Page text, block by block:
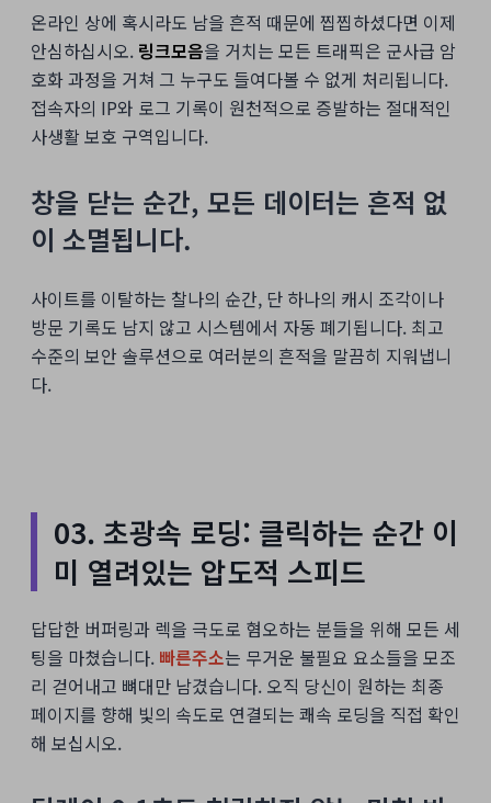
온라인 상에 혹시라도 남을 흔적 때문에 찝찝하셨다면 이제
안심하십시오. 링크모음을 거치는 모든 트래픽은 군사급 암
호화 과정을 거쳐 그 누구도 들여다볼 수 없게 처리됩니다.
접속자의 IP와 로그 기록이 원천적으로 증발하는 절대적인
사생활 보호 구역입니다.
창을 닫는 순간, 모든 데이터는 흔적 없
이 소멸됩니다.
사이트를 이탈하는 찰나의 순간, 단 하나의 캐시 조각이나
방문 기록도 남지 않고 시스템에서 자동 폐기됩니다. 최고
수준의 보안 솔루션으로 여러분의 흔적을 말끔히 지워냅니
다.
03. 초광속 로딩: 클릭하는 순간 이
미 열려있는 압도적 스피드
답답한 버퍼링과 렉을 극도로 혐오하는 분들을 위해 모든 세
팅을 마쳤습니다. 빠른주소는 무거운 불필요 요소들을 모조
리 걷어내고 뼈대만 남겼습니다. 오직 당신이 원하는 최종
페이지를 향해 빛의 속도로 연결되는 쾌속 로딩을 직접 확인
해 보십시오.